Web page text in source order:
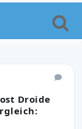
Droide